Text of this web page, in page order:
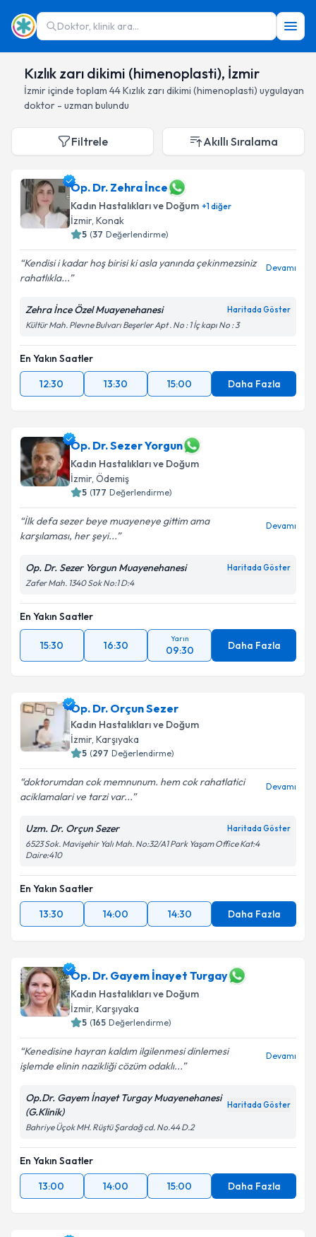
Doktor, klinik ara...
Kızlık zarı dikimi (himenoplasti), İzmir
İzmiriçinde toplam 44Kızlık zarı dikimi (himenoplasti) uygulayan
doktor - uzman bulundu
Filtrele Akıllı Sıralama
Op. Dr. Zehra İnce
Kadın Hastalıkları ve Doğum +1diğer
İzmir, Konak
5 (37 Değerlendirme)
Kendisi i kadar hoş birisi ki asla yanında çekinmezsiniz
rahatlıkla...
Devamı
Zehra İnce Özel Muayenehanesi Haritada Göster
Kültür Mah. Plevne Bulvarı Beşerler Apt . No : 1 İç kapı No : 3
En Yakın Saatler
12:30
13:30 15:00 Daha Fazla
Op. Dr. Sezer Yorgun
Kadın Hastalıkları ve Doğum
İzmir, Ödemiş
5 (177 Değerlendirme)
İlk defa sezer beye muayeneye gittim ama
karşılaması, her şeyi...
Devamı
Op. Dr. Sezer Yorgun Muayenehanesi Haritada Göster
Zafer Mah. 1340 Sok No:1 D:4
En Yakın Saatler
15:30 16:30
Yarın
09:30 Daha Fazla
Op. Dr. Orçun Sezer
Kadın Hastalıkları ve Doğum
İzmir, Karşıyaka
5 (297 Değerlendirme)
doktorumdan cok memnunum. hem cok rahatlatici
aciklamalari ve tarzi var...
Devamı
Uzm. Dr. Orçun Sezer Haritada Göster
6523 Sok. Mavişehir Yalı Mah. No:32/A1 Park Yaşam Office Kat:4
Daire:410
En Yakın Saatler
13:30
14:00 14:30 Daha Fazla
Op. Dr. Gayem İnayet Turgay
Kadın Hastalıkları ve Doğum
İzmir, Karşıyaka
5 (165 Değerlendirme)
Kenedisine hayran kaldım ilgilenmesi dinlemesi
işlemde elinin nazikliği cözüm odaklı...
Devamı
Op.Dr. Gayem İnayet Turgay Muayenehanesi
(G.Klinik)
Haritada Göster
Bahriye Üçok MH. Rüştü Şardağ cd. No.44 D.2
En Yakın Saatler
13:00
14:00 15:00 Daha Fazla